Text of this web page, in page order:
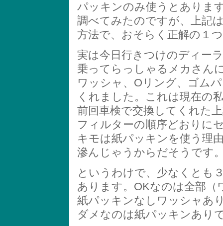
パッキンのみ使うとありま
調べてみたのですが、上記
方法で、おそらく正解の１
実は今日行きつけのディー
乗ってらっしゃるメカさん
ワッシャ、Oリング、ゴム
くれました。これは現在の
前回車検で交換してくれた
フィルターの順序どおりに
キモは紙パッキンを使う理
滲んじゃうからだそうです
というわけで、少なくとも
あります。OKなのは全部（
紙パッキンなしワッシャあ
ダメなのは紙パッキンあり